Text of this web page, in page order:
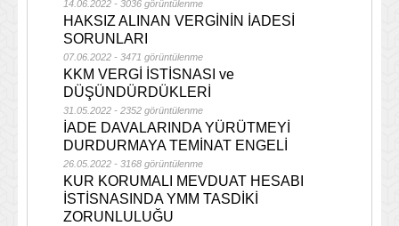
14.06.2022 - 3036 görüntülenme
HAKSIZ ALINAN VERGİNİN İADESİ
SORUNLARI
07.06.2022 - 3471 görüntülenme
KKM VERGİ İSTİSNASI ve
DÜŞÜNDÜRDÜKLERİ
31.05.2022 - 2352 görüntülenme
İADE DAVALARINDA YÜRÜTMEYİ
DURDURMAYA TEMİNAT ENGELİ
26.05.2022 - 3168 görüntülenme
KUR KORUMALI MEVDUAT HESABI
İSTİSNASINDA YMM TASDİKİ
ZORUNLULUĞU